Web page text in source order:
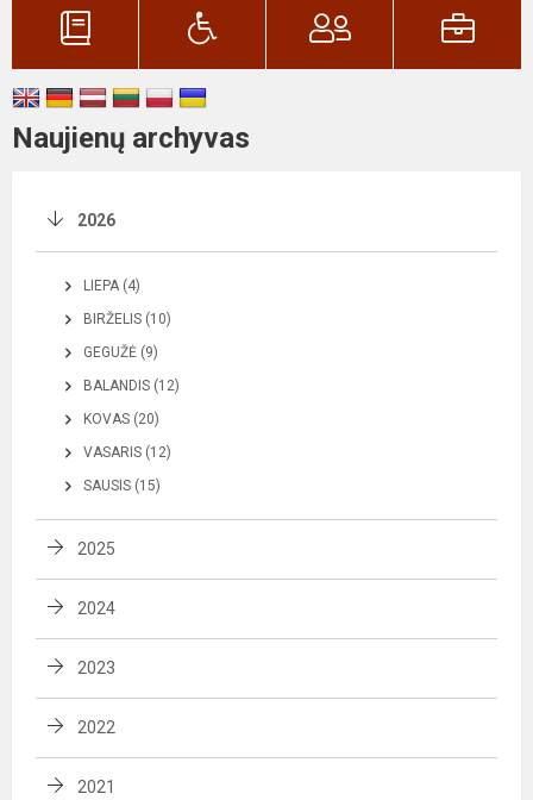
Naujienų archyvas
2026
LIEPA (4)
BIRŽELIS (10)
GEGUŽĖ (9)
BALANDIS (12)
KOVAS (20)
VASARIS (12)
SAUSIS (15)
2025
2024
2023
2022
2021